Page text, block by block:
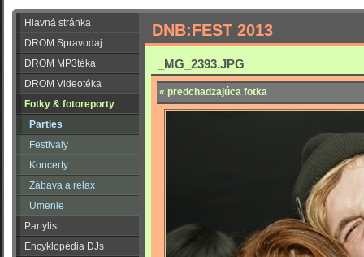
Hlavná stránka
DROM Spravodaj
DROM MP3téka
DROM Videotéka
Fotky & fotoreporty
Parties
Festivaly
Koncerty
Zábava a relax
Umenie
Partylist
Encyklopédia DJs
DNB:FEST 2013
_MG_2393.JPG
« predchadzajúca fotka